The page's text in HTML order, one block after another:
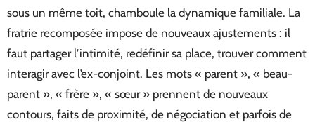
sous un même toit, chamboule la dynamique familiale. La
fratrie recomposée impose de nouveaux ajustements : il
faut partager l’intimité, redéfinir sa place, trouver comment
interagir avec l’ex-conjoint. Les mots « parent », « beau-
parent », « frère », « sœur » prennent de nouveaux
contours, faits de proximité, de négociation et parfois de